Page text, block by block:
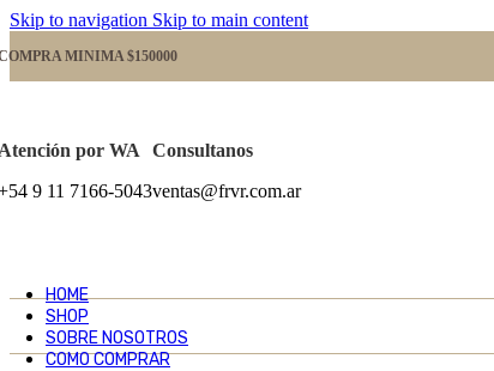
Skip to navigation Skip to main content
MINIMA $150000
por WA
9 11 7166-5043
Consultanos
ventas@frvr.com.ar
HOME
SHOP
SOBRE NOSOTROS
COMO COMPRAR